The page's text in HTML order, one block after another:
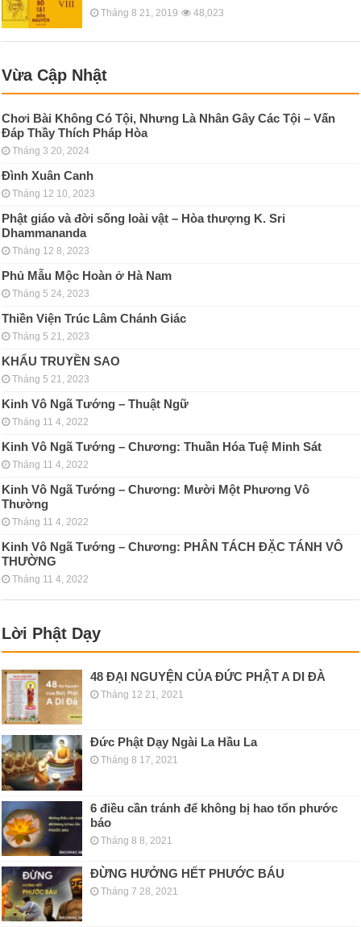
Tháng 8 21, 2019 48,023
Vừa Cập Nhật
Chơi Bài Không Có Tội, Nhưng Là Nhân Gây Các Tội – Vấn
Đáp Thầy Thích Pháp Hòa
Tháng 3 20, 2024
Đình Xuân Canh
Tháng 12 10, 2023
Phật giáo và đời sống loài vật – Hòa thượng K. Sri
Dhammananda
Tháng 12 8, 2023
Phủ Mẫu Mộc Hoàn ở Hà Nam
Tháng 5 24, 2023
Thiền Viện Trúc Lâm Chánh Giác
Tháng 5 21, 2023
KHẨU TRUYỀN SAO
Tháng 5 21, 2023
Kinh Vô Ngã Tướng – Thuật Ngữ
Tháng 11 4, 2022
Kinh Vô Ngã Tướng – Chương: Thuần Hóa Tuệ Minh Sát
Tháng 11 4, 2022
Kinh Vô Ngã Tướng – Chương: Mười Một Phương Vô
Thường
Tháng 11 4, 2022
Kinh Vô Ngã Tướng – Chương: PHÂN TÁCH ÐẶC TÁNH VÔ
THƯỜNG
Tháng 11 4, 2022
Lời Phật Dạy
48 ĐẠI NGUYỆN CỦA ĐỨC PHẬT A DI ĐÀ
Tháng 12 21, 2021
Đức Phật Dạy Ngài La Hầu La
Tháng 8 17, 2021
6 điều cần tránh để không bị hao tổn phước
báo
Tháng 8 8, 2021
ĐỪNG HƯỞNG HẾT PHƯỚC BÁU
Tháng 7 28, 2021